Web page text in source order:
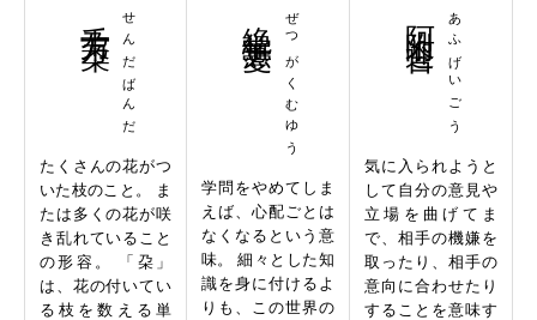
せんだばんだ
たくさんの花がつ
いた枝のこと。 ま
たは多くの花が咲
き乱れていること
の形容。 「朶」
は、花の付いてい
る枝を数える単
ぜつがくむゆう
学問をやめてしま
えば、心配ごとは
なくなるという意
味。 細々とした知
識を身に付けるよ
りも、この世界の
あふげいごう
気に入られようと
して自分の意見や
立場を曲げてま
で、相手の機嫌を
取ったり、相手の
意向に合わせたり
することを意味す